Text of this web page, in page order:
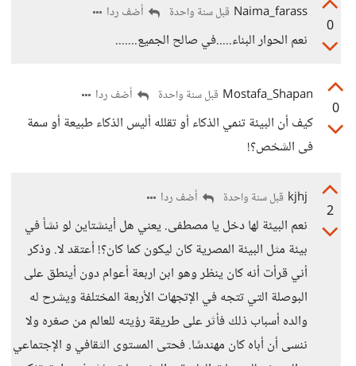
0
Naima_farass قبل سنة واحدة أضف ردا
نعم الحوار البناء.....في صالح الجميع.......
0
Mostafa_Shapan قبل سنة واحدة أضف ردا
كيف أن البيئة تنمي الذكاء أو تقلله أليس الذكاء طبيعة أو سمة
فى الشخص؟!
2
kjhj قبل سنة واحدة أضف ردا
نعم البيئة لها دخل يا مصطفى. يعني هل أينشتاين لو نشأ في
بيئة مثل البيئة المصرية كان ليكون كما كان؟! أعتقد لا. وذكر
أني قرأت أنه كان ينظر وهو ابن اربعة أعوام دون أينطق على
البوصلة التي تتجه في الإتجهات الأربعة المختلفة ويشرح له
والده أسباب ذلك فأثر على طريقة رؤيته للعالم من صغره ولا
ننسى أن أباه كان مهندسًا. فحتى المستوى الثقافي و الإجتماعي